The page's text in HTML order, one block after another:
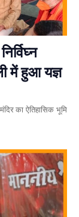
में हुआ यज्ञ
का ऐतिहासिक भूमि